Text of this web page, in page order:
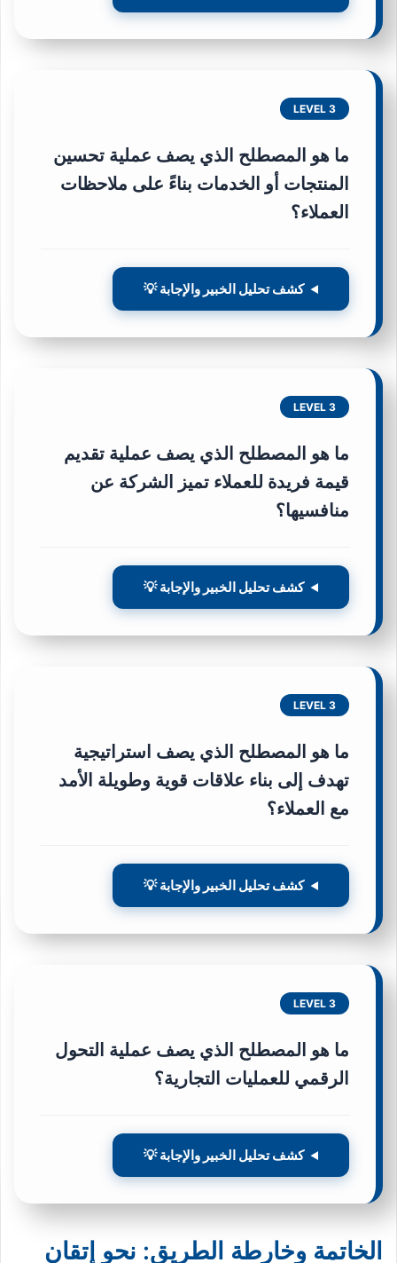
LEVEL 3
ما هو المصطلح الذي يصف عملية تحسين
المنتجات أو الخدمات بناءً على ملاحظات
العملاء؟
كشف تحليل الخبير والإجابة 💡
LEVEL 3
ما هو المصطلح الذي يصف عملية تقديم
قيمة فريدة للعملاء تميز الشركة عن
منافسيها؟
كشف تحليل الخبير والإجابة 💡
LEVEL 3
ما هو المصطلح الذي يصف استراتيجية
تهدف إلى بناء علاقات قوية وطويلة الأمد
مع العملاء؟
كشف تحليل الخبير والإجابة 💡
LEVEL 3
ما هو المصطلح الذي يصف عملية التحول
الرقمي للعمليات التجارية؟
كشف تحليل الخبير والإجابة 💡
الخاتمة وخارطة الطريق: نحو إتقان